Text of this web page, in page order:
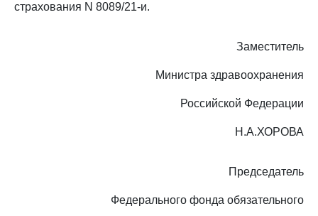
страхования N 8089/21-и.
Заместитель
Министра здравоохранения
Российской Федерации
Н.А.ХОРОВА
Председатель
Федерального фонда обязательного